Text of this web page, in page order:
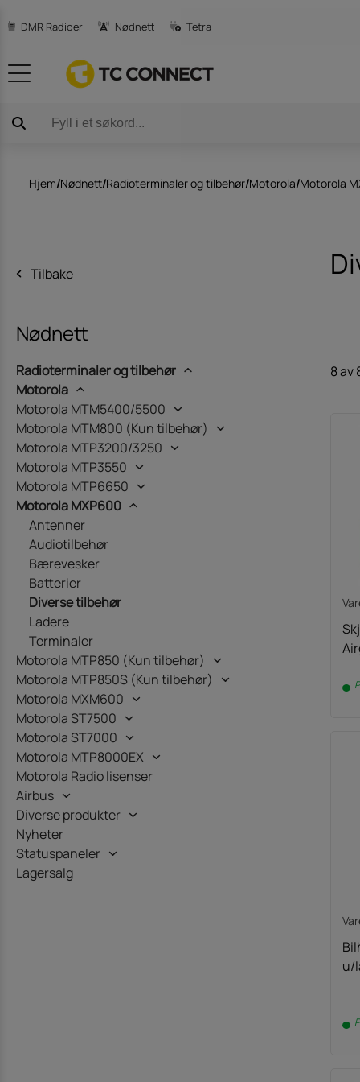
DMR Radioer Nødnett Tetra
Produktkataloger
Hjem/Nødnett/Radioterminaler og tilbehør/Motorola/Motorola
Tilbake
Nødnett
Radioterminaler og tilbehør
Motorola
Motorola MTM5400/5500
Motorola MTM800 (Kun tilbehør)
Motorola MTP3200/3250
Motorola MTP3550
Motorola MTP6650
Motorola MXP600
Antenner
Audiotilbehør
Bærevesker
Batterier
Diverse tilbehør
Ladere
Terminaler
Motorola MTP850 (Kun tilbehør)
Motorola MTP850S (Kun tilbehør)
Motorola MXM600
Motorola ST7500
Motorola ST7000
Motorola MTP8000EX
Motorola Radio lisenser
Airbus
Diverse produkter
Nyheter
Statuspaneler
Lagersalg
8 av
u/